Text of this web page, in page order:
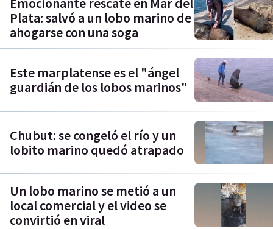
Plata: salvó a un lobo marino de
ahogarse con una soga
Este marplatense es el "ángel
guardián de los lobos marinos"
Chubut: se congeló el río y un
lobito marino quedó atrapado
Un lobo marino se metió a un
local comercial y el video se
convirtió en viral